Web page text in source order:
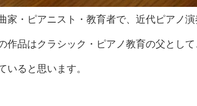
家・ピアニスト・教育者で、近代ピアノ
作品はクラシック・ピアノ教育の父とし
ると思います。